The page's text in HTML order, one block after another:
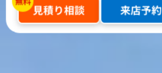
見積り相談 来店予約